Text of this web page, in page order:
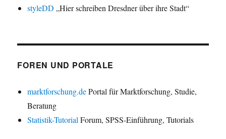
styleDD „Hier schreiben Dresdner über ihre Stadt“
FOREN UND PORTALE
marktforschung.dePortal für Marktforschung, Studie,
Beratung
Statistik-Tutorial Forum, SPSS-Einführung, Tutorials